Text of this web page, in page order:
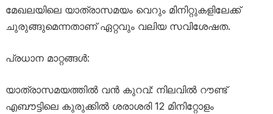
മേഖലയിലെ യാത്രാസമയം വെറും മിനിറ്റുകളിലേക്ക്
ചുരുങ്ങുമെന്നതാണ് ഏറ്റവും വലിയ സവിശേഷത.
പ്രധാന മാറ്റങ്ങൾ:
യാത്രാസമയത്തിൽ വൻ കുറവ്: നിലവിൽ റൗണ്ട്
എബൗട്ടിലെ കുരുക്കിൽ ശരാശരി 12 മിനിറ്റോളം